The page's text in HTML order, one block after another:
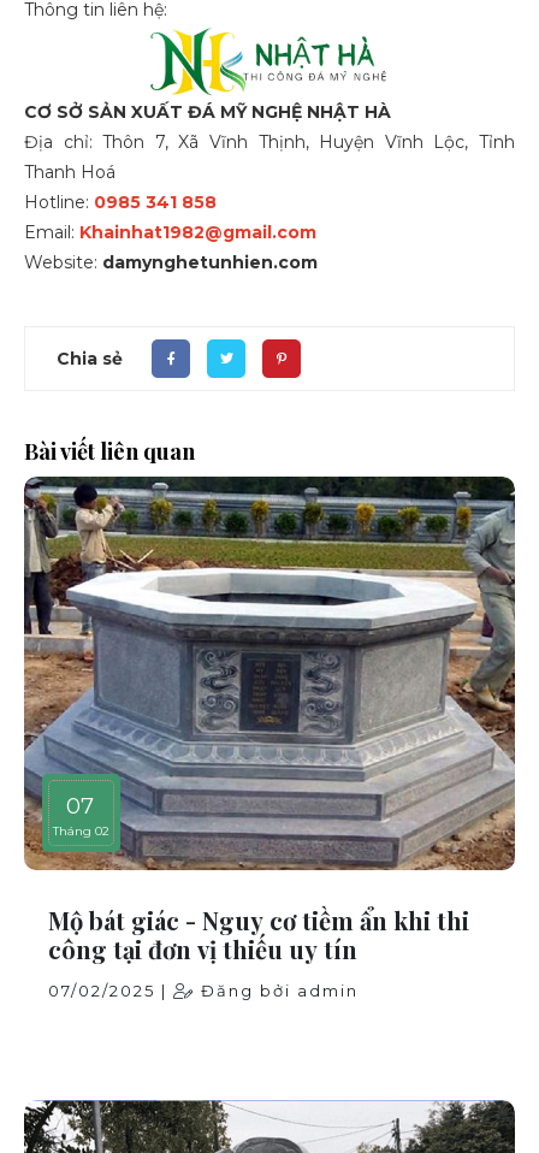
Thông tin liên hệ:
CƠ SỞ SẢN XUẤT ĐÁ MỸ NGHỆ NHẬT HÀ
Địa chỉ: Thôn 7, Xã Vĩnh Thịnh, Huyện Vĩnh Lộc, Tỉnh
Thanh Hoá
Hotline: 0985 341 858
Email: Khainhat1982@gmail.com
Website: damynghetunhien.com
Chia sẻ
Bài viết liên quan
07
Tháng 02
Mộ bát giác - Nguy cơ tiềm ẩn khi thi
công tại đơn vị thiếu uy tín
07/02/2025 | Đăng bởi admin